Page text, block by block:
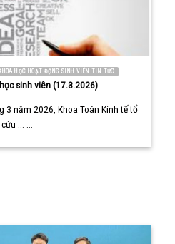
HỌC HOẠT ĐỘNG SINH VIÊN TIN TỨC
sinh viên (17.3.2026)
3 năm 2026, Khoa Toán Kinh tế tổ
... ...